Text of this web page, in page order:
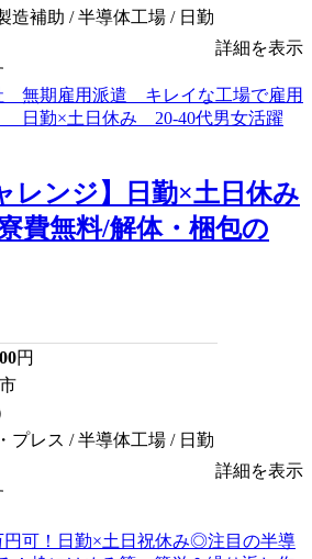
造補助 / 半導体工場 / 日勤
詳細を表示
レンジ】日勤×土日休み
費無料/解体・梱包の
円
プレス / 半導体工場 / 日勤
詳細を表示